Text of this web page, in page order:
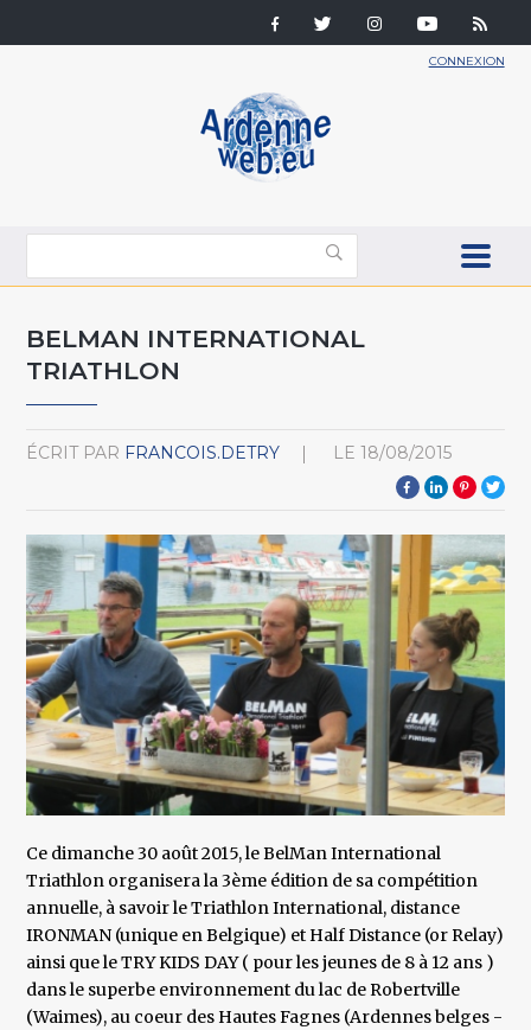
CONNEXION
BELMAN INTERNATIONAL
TRIATHLON
ÉCRIT PAR FRANCOIS.DETRY LE 18/08/2015
Ce dimanche 30 août 2015, le BelMan International
Triathlon organisera la 3ème édition de sa compétition
annuelle, à savoir le Triathlon International, distance
IRONMAN (unique en Belgique) et Half Distance (or Relay)
ainsi que le TRY KIDS DAY ( pour les jeunes de 8 à 12 ans )
dans le superbe environnement du lac de Robertville
(Waimes), au coeur des Hautes Fagnes (Ardennes belges -